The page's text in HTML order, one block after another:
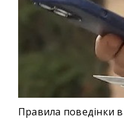
Правила поведінки